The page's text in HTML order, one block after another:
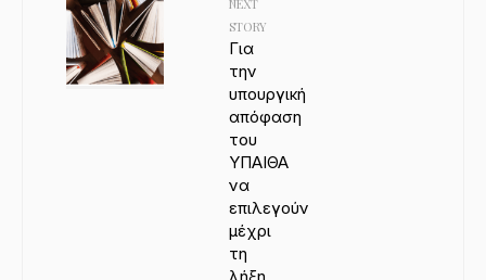
NEXT
STORY
Για
την
υπουργική
απόφαση
του
ΥΠΑΙΘΑ
να
επιλεγούν
μέχρι
τη